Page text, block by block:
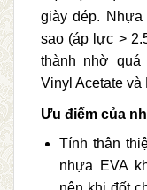
giày dép.
sao (áp lực >
thành nhờ
Vinyl Acetate và
Ưu điểm của
Tính thân
nhựa EVA